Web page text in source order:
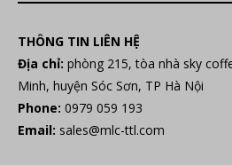
THÔNG TIN LIÊN HỆ
Địa chỉ: phòng 215, tòa nhà sky
Minh, huyện Sóc Sơn, TP Hà Nội
Phone: 0979 059 193
Email: sales@mlc-ttl.com